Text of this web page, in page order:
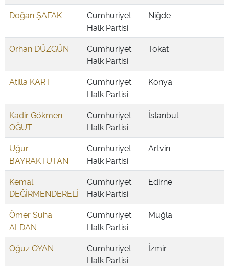
Doğan ŞAFAK
Cumhuriyet
Halk Partisi
Niğde
Orhan DÜZGÜN
Cumhuriyet
Halk Partisi
Tokat
Atilla KART
Cumhuriyet
Halk Partisi
Konya
Kadir Gökmen
ÖĞÜT
Cumhuriyet
Halk Partisi
İstanbul
Uğur
BAYRAKTUTAN
Cumhuriyet
Halk Partisi
Artvin
Kemal
DEĞİRMENDERELİ
Cumhuriyet
Halk Partisi
Edirne
Ömer Süha
ALDAN
Cumhuriyet
Halk Partisi
Muğla
Oğuz OYAN
Cumhuriyet
Halk Partisi
İzmir